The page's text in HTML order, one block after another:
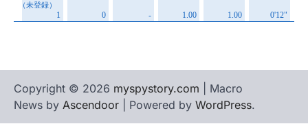
Copyright © 2026 myspystory.com | Macro
News by Ascendoor | Powered by WordPress.